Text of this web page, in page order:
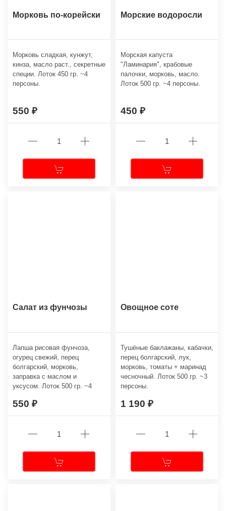
Морковь по-корейски
Морковь сладкая, кунжут,
кинза, масло раст., секретные
специи. Лоток 450 гр. ~4
персоны.
550
Морские водоросли
Морская капуста
"Ламинария", крабовые
палочки, морковь, масло.
Лоток 500 гр. ~4 персоны.
450
Салат из фунчозы
Лапша рисовая фунчоза,
огурец свежий, перец
болгарский, морковь,
заправка с маслом и
уксусом. Лоток 500 гр. ~4
550
Овощное соте
Тушёные баклажаны, кабачки,
перец болгарский, лук,
морковь, томаты + маринад
чесночный. Лоток 500 гр. ~3
персоны.
1 190